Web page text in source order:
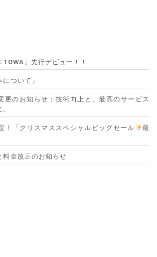
」先行デビュー！！
について」
更のお知らせ：技術向上と、最高のサービス
「クリスマススペシャルビッグセール
最
料金改正のお知らせ